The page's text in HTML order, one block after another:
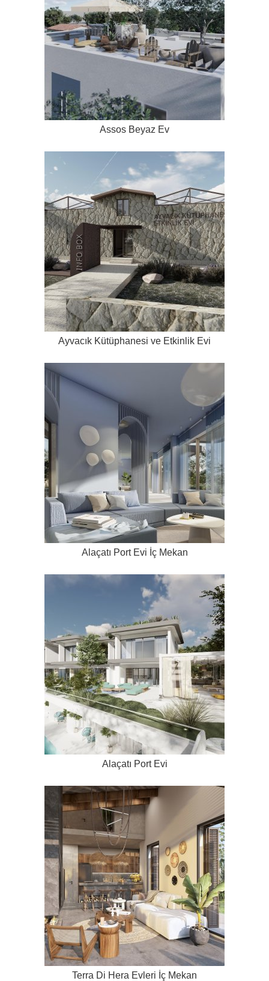
Assos Beyaz Ev
Ayvacık Kütüphanesi ve Etkinlik Evi
Alaçatı Port Evi İç Mekan
Alaçatı Port Evi
Terra Di Hera Evleri İç Mekan